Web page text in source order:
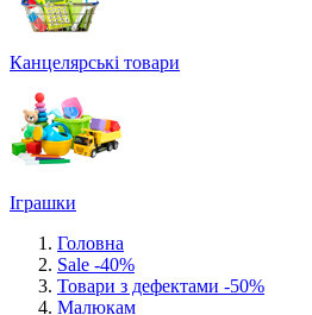
Канцелярські товари
Іграшки
Головна
Sale -40%
Товари з дефектами -50%
Малюкам